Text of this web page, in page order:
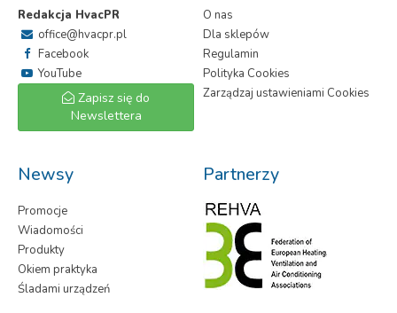
Redakcja HvacPR
office@hvacpr.pl
Facebook
YouTube
Zapisz się do
Newslettera
O nas
Dla sklepów
Regulamin
Polityka Cookies
Zarządzaj ustawieniami Cookies
Newsy
Promocje
Wiadomości
Produkty
Okiem praktyka
Śladami urządzeń
Partnerzy